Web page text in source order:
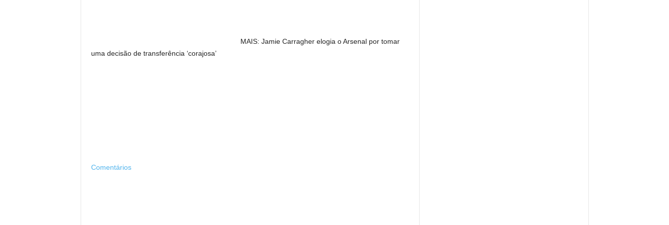
MAIS: Jamie Carragher elogia o Arsenal por tomar
uma decisão de transferência ‘corajosa’
Comentários